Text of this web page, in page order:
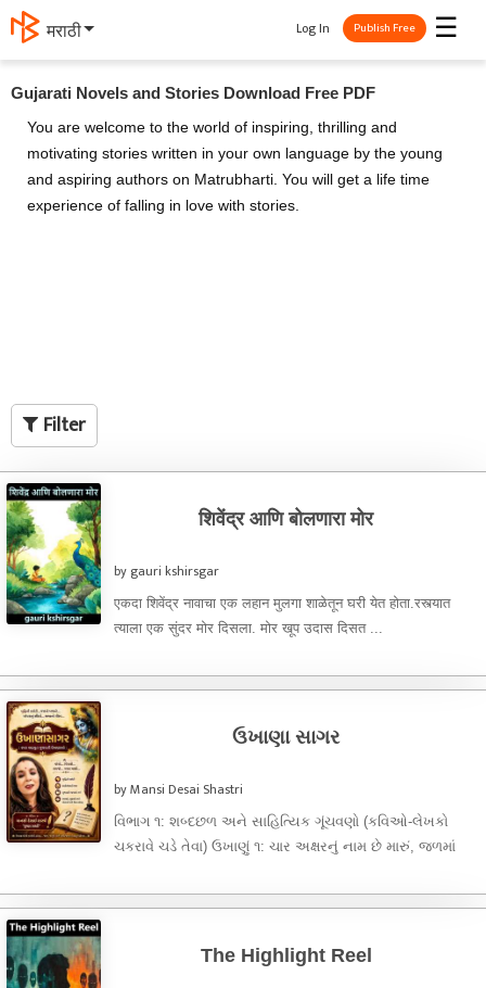
தமிழ் ☰
Log In Publish Free
Gujarati Novels and Stories Download Free PDF
You are welcome to the world of inspiring, thrilling and
motivating stories written in your own language by the young
and aspiring authors on Matrubharti. You will get a life time
experience of falling in love with stories.
Filter
शिवेंद्र आणि बोलणारा मोर
by gauri kshirsgar
एकदा शिवेंद्र नावाचा एक लहान मुलगा शाळेतून घरी येत होता.रस्त्यात
त्याला एक सुंदर मोर दिसला. मोर खूप उदास दिसत ...
ઉખાણા સાગર
by Mansi Desai Shastri
વિભાગ ૧: શબ્દછળ અને સાહિત્યિક ગૂંચવણો (કવિઓ-લેખકો
ચકરાવે ચડે તેવા) ઉખાણું ૧: ચાર અક્ષરનું નામ છે મારું, જળમાં
The Highlight Reel